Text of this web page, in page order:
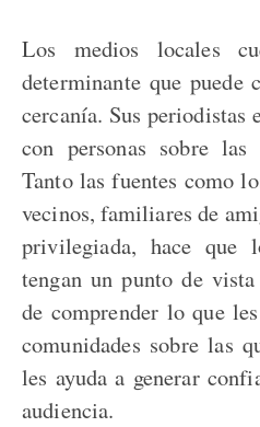
Los medios locales
determinante que
cercanía. Sus periodistas
con personas sobre
Tanto las fuentes como
vecinos, familiares de
privilegiada, hace que
tengan un punto de
de comprender lo que
comunidades sobre las
les ayuda a generar
audiencia.